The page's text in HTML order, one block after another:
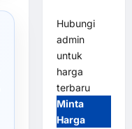
Hubungi
admin
untuk
harga
terbaru
Minta
Harga